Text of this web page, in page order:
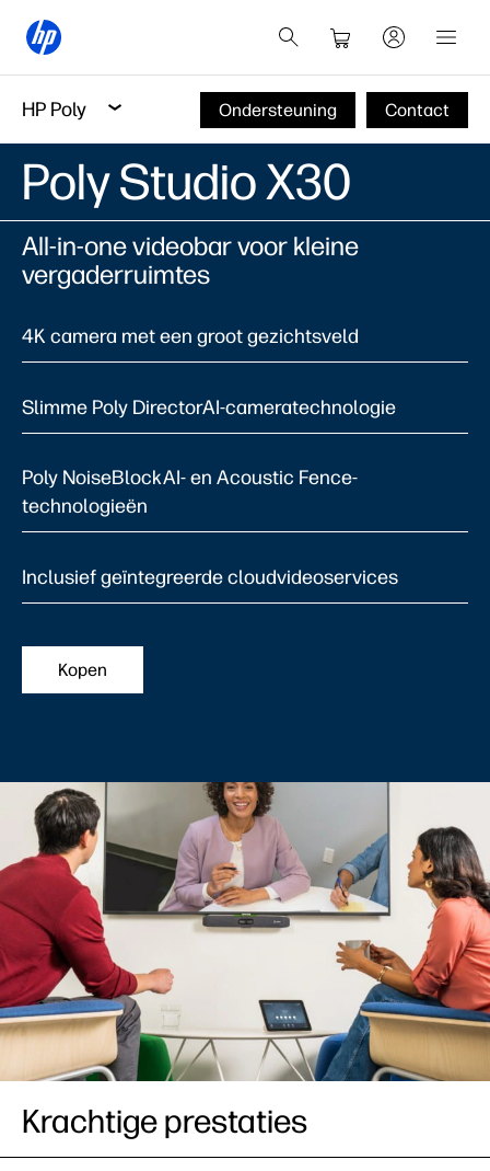
HP Poly Ondersteuning Contact
Poly Studio X30
All-in-one videobar voor kleine
vergaderruimtes
4K camera met een groot gezichtsveld
Slimme Poly DirectorAI-cameratechnologie
Poly NoiseBlockAI- en Acoustic Fence-
technologieën
Inclusief geïntegreerde cloudvideoservices
Kopen
Krachtige prestaties